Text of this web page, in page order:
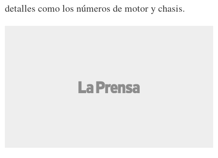
detalles como los números de motor y chasis.